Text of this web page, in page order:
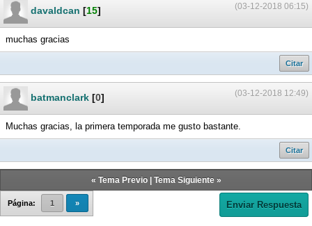
(03-12-2018 06:15)
davaldcan [15]
muchas gracias
Citar
(03-12-2018 12:49)
batmanclark [0]
Muchas gracias, la primera temporada me gusto bastante.
Citar
« Tema Previo| Tema Siguiente»
Página: 1 » Enviar Respuesta